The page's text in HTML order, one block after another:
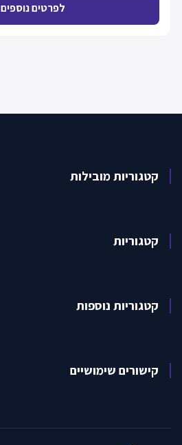
לפרטים נוספים
קטגוריות מובילות
קטגוריות
קטגוריות נוספות
קישורים שימושיים